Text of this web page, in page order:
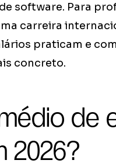
software. Para
carreira
praticam e
concreto.
de
2026?